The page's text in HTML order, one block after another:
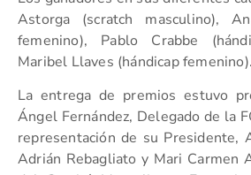
Astorga (scratch masculino),
femenino), Pablo Crabbe
Maribel Llaves (hándicap femenino).
La entrega de premios estuvo
Ángel Fernández, Delegado de la
representación de su Presidente,
Adrián Rebagliato y Mari Carmen